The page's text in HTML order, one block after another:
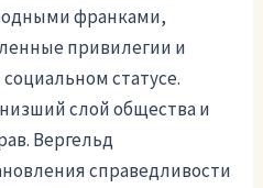
франками,
привилегии и
статусе.
слой общества и
Вергельд
справедливости